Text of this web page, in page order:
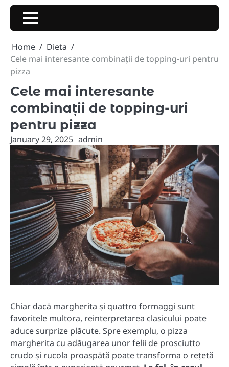
Skip
content
Home
Dieta
Cele mai interesante combinații de topping-uri pentru
pizza
Cele mai interesante
combinații de topping-uri
pentru pizza
January 29, 2025 admin
Chiar dacă margherita și quattro formaggi sunt
favoritele multora, reinterpretarea clasicului poate
aduce surprize plăcute. Spre exemplu, o pizza
margherita cu adăugarea unor felii de prosciutto
crudo și rucola proaspătă poate transforma o rețetă